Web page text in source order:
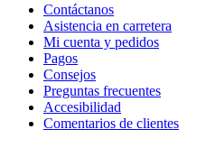
Contáctanos
Asistencia en carretera
Mi cuenta y pedidos
Pagos
Consejos
Preguntas frecuentes
Accesibilidad
Comentarios de clientes